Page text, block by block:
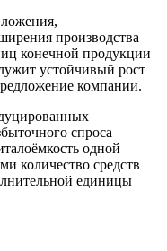
производства
конечной продукции
устойчивый рост
компании.
спроса
одной
количество средств
единицы